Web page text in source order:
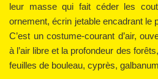
leur masse qui fait céder les
ornement, écrin jetable encadrant le
C’est un costume-courant d’air,
à l’air libre et la profondeur des
feuilles de bouleau, cyprès,